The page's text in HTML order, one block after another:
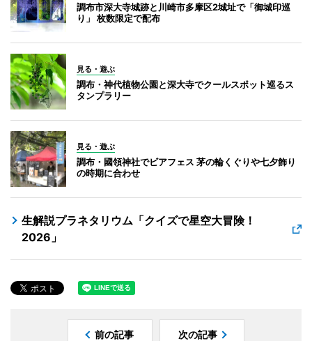
調布市深大寺城跡と川崎市多摩区2城址で「御城印巡
り」 枚数限定で配布
見る・遊ぶ
調布・神代植物公園と深大寺でクールスポット巡るス
タンプラリー
見る・遊ぶ
調布・國領神社でビアフェス 茅の輪くぐりや七夕飾り
の時期に合わせ
生解説プラネタリウム「クイズで星空大冒険！
2026」
前の記事 次の記事